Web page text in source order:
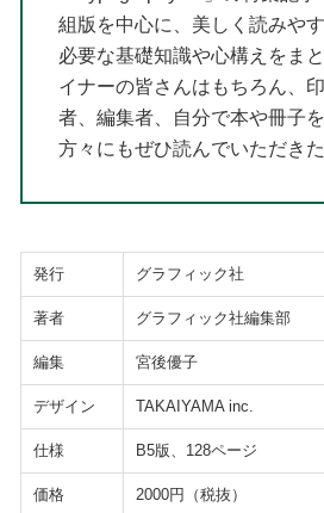
組版を中心に、美しく読みや
必要な基礎知識や心構えをま
イナーの皆さんはもちろん、
者、編集者、自分で本や冊子
方々にもぜひ読んでいただきた
発行 グラフィック社
著者 グラフィック社編集部
編集 宮後優子
デザイン TAKAIYAMA inc.
仕様 B5版、128ページ
価格 2000円（税抜）